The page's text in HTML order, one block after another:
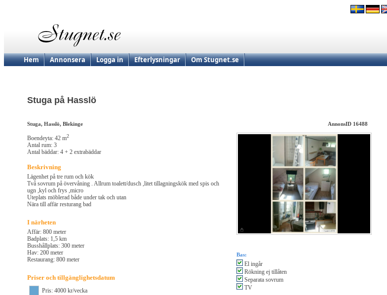
Hem Annonsera Logga in Efterlysningar Om Stugnet.se
Stuga på Hasslö
Stuga, Hasslö, Blekinge AnnonsID 16488
Boendeyta: 42 m2
Antal rum: 3
Antal bäddar: 4 + 2 extrabäddar
Beskrivning
Lägenhet på tre rum och kök
Två sovrum på övervåning . Allrum toalett/dusch ,litet tillagningskök med spis och
ugn ,kyl och frys ,micro
Uteplats möblerad både under tak och utan
Nära till affär resturang bad
I närheten
Affär: 800 meter
Badplats: 1,5 km
Busshållplats: 300 meter
Hav: 200 meter
Restaurang: 800 meter
Priser och tillgänglighetsdatum
Pris: 4000 kr/vecka
Bas:
El ingår
Rökning ej tillåten
Separata sovrum
TV